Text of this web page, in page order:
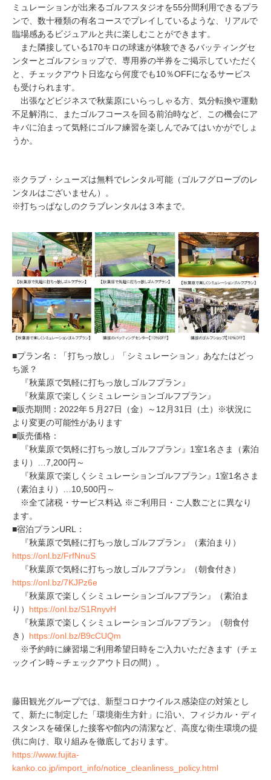
ミュレーションが出来るゴルフスタジオを55分間利用できるプラ
ンで、数十種類の有名コースでプレイしているような、リアルで
臨場感あるビジュアルと共に楽しむことができます。
また隣接している170キロの球速が体験できるバッティングセ
ンターとゴルフショップで、専用券の半券をご掲示していただく
と、チェックアウト日迄なら何度でも10％OFFになるサービス
も受けられます。
出張などビジネスで秋葉原にいらっしゃる方、気分転換や運動
不足解消に、またゴルフコースを回る前泊時など、この機会にア
キバに泊まって気軽にゴルフ練習を楽しんでみてはいかがでしょ
うか。
※クラブ・シューズは無料でレンタル可能（ゴルフグローブのレ
ンタルはございません）。
※打ちっぱなしのクラブレンタルは３本まで。
​■プラン名：「打ちっ放し」「シミュレーション」あなたはどっ
ち派？
『秋葉原で気軽に打ちっ放しゴルフプラン』
『秋葉原で楽しくシミュレーションゴルフプラン』
■販売期間：2022年５月27日（金）～12月31日（土）※状況に
より変更の可能性があります
■販売価格：
『秋葉原で気軽に打ちっ放しゴルフプラン』1室1名さま（素泊
まり）…7,200円～
『秋葉原で楽しくシミュレーションゴルフプラン』1室1名さま
（素泊まり）…10,500円～
※全て諸税・サービス料込 ※ご利用日・ご人数ごとに異なり
ます。
■宿泊プランURL：
『秋葉原で気軽に打ちっ放しゴルフプラン』（素泊まり）
https://onl.bz/FrfNnuS
『秋葉原で気軽に打ちっ放しゴルフプラン』（朝食付き）
https://onl.bz/7KJPz6e
『秋葉原で楽しくシミュレーションゴルフプラン』（素泊ま
り） https://onl.bz/S1RnyvH
『秋葉原で楽しくシミュレーションゴルフプラン』（朝食付
き） https://onl.bz/B9cCUQm
※予約時に練習場ご利用希望日時をご入力いただきます（チェ
ックイン時～チェックアウト日の間）。
藤田観光グループでは、新型コロナウイルス感染症の対策とし
て、新たに制定した「環境衛生方針」に沿い、フィジカル・ディ
スタンスを確保した接客や館内の清潔など、高度な衛生環境の提
供に向け、取り組みを徹底しております。
https://www.fujita-
kanko.co.jp/import_info/notice_cleanliness_policy.html